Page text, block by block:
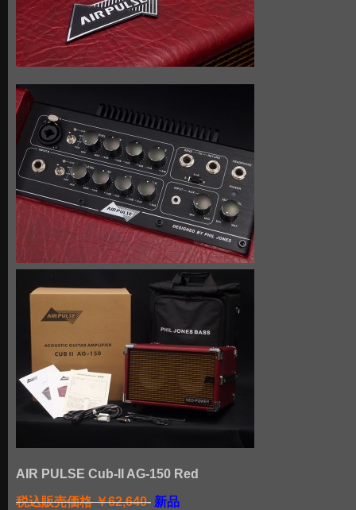
AIR PULSE Cub-II AG-150 Red
税込販売価格 ￥62,640- 新品